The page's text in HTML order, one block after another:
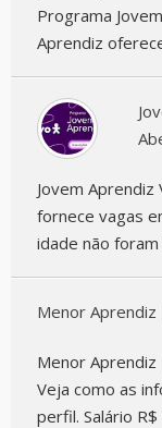
Programa
Aprendiz
Jovem
fornece vagas
idade não
Menor
Menor
Veja como as
perfil. Salário